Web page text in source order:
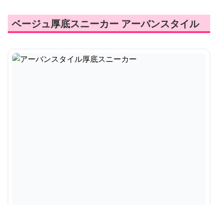
ベージュ厚底スニーカー アーバンスタイル